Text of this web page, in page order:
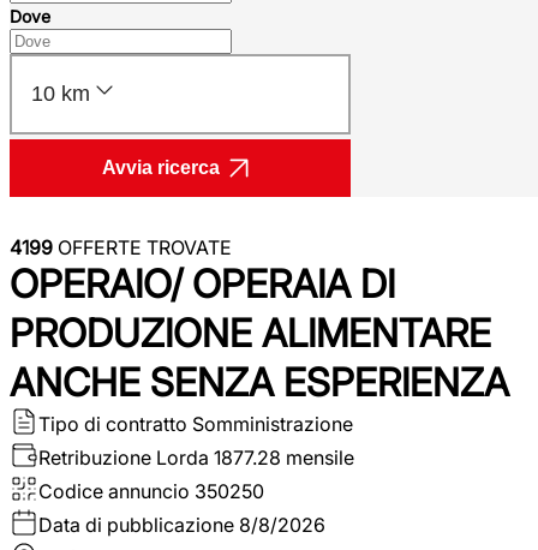
Dove
10 km
Avvia ricerca
4199 OFFERTE TROVATE
OPERAIO/ OPERAIA DI
PRODUZIONE ALIMENTARE
ANCHE SENZA ESPERIENZA
Tipo di contratto Somministrazione
Retribuzione Lorda 1877.28 mensile
Codice annuncio 350250
Data di pubblicazione 8/8/2026